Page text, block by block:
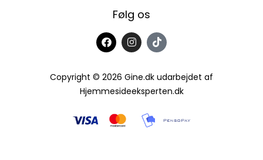
Følg os
F
a
c
b
o
o
I
n
s
a
g
r
T
i
k
o
k
Copyright © 2026 Gine.dk udarbejdet af
Hjemmesideeksperten.dk